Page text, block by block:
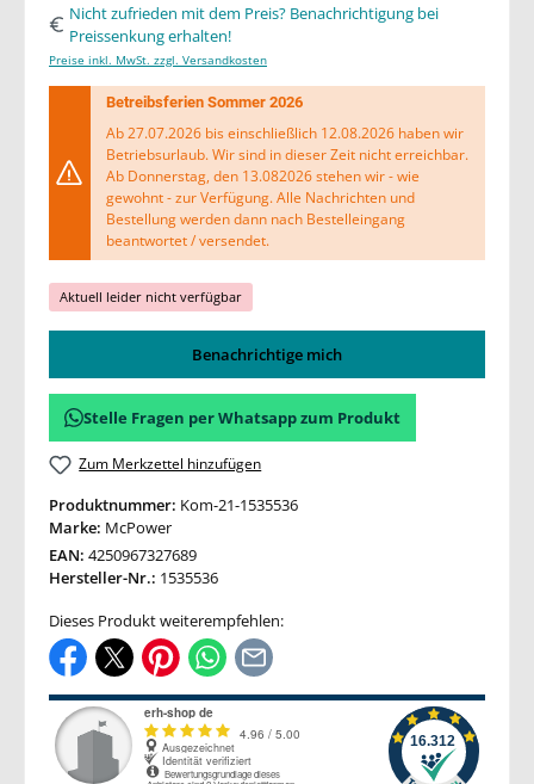
Nicht zufrieden mit dem Preis? Benachrichtigung bei
Preissenkung erhalten!
Preise inkl. MwSt. zzgl. Versandkosten
Betreibsferien Sommer 2026
Ab 27.07.2026 bis einschließlich 12.08.2026 haben wir
Betriebsurlaub. Wir sind in dieser Zeit nicht erreichbar.
Ab Donnerstag, den 13.082026 stehen wir - wie
gewohnt - zur Verfügung. Alle Nachrichten und
Bestellung werden dann nach Bestelleingang
beantwortet / versendet.
Aktuell leider nicht verfügbar
Benachrichtige mich
Stelle Fragen per Whatsapp zum Produkt
Zum Merkzettel hinzufügen
Produktnummer: Kom-21-1535536
Marke: McPower
EAN: 4250967327689
Hersteller-Nr.: 1535536
Dieses Produkt weiterempfehlen: